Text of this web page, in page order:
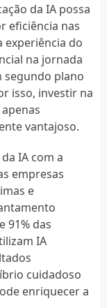
da IA possa
eficiência nas
experiência do
na jornada
segundo plano
isso, investir na
vantajoso.
IA com a
empresas
e
91% das
IA
cuidadoso
enriquecer a